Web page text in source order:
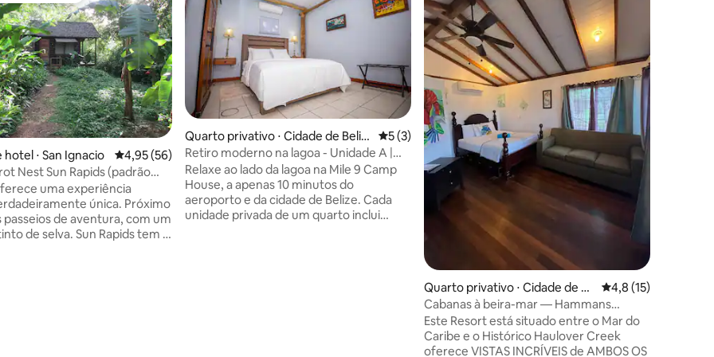
média de 5, 3 avaliações
⋅ San Ignacio 4,95 de uma avaliação média de 5, 56 avaliações
4,95 (56)
Nest Sun Rapids (padrão
uma experiência
única. Próximo
passeios de aventura, com um
Sun Rapids tem 1
Quarto privativo ⋅ Cidade de Beliz
e
5 de uma avaliação média de 5, 3 avaliações
5 (3)
Retiro moderno na lagoa - Unidade A |
Perto do aeroporto e da cidade
Relaxe ao lado da lagoa na Mile 9 Camp
House, a apenas 10 minutos do
aeroporto e da cidade de Belize. Cada
unidade privada de um quarto inclui
Quarto privativo ⋅ Cidade de Be
lize
4,8 de uma
4,8 (15)
Cabanas à beira-mar — Hammans
(padrão ouro BTB)
Este Resort está situado entre o Mar do
Caribe e o Histórico Haulover Creek
oferece VISTAS INCRÍVEIS de AMBOS OS